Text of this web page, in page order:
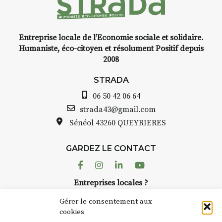
Gérer le consentement aux
cookies
installation temporaire vous
livre une raison de plus d’aller
faire un tour dans la cité
médiévale du Brivadois cet été.
INTERVIEW
STRADA Bernard Turle, vous
Auzon…
Bernard TURLE Le Fumoir n’est
pas une galerie permanente.
Chaque année, le 1er dimanche
d’août, l’association
Entreprise locale de l’Economie sociale et solidaire.
Humaniste, éco-citoyen et résolument Positif depuis
2008
STRADA
06 50 42 06 64
strada43@gmail.com
Sénéol 43260 QUEYRIERES
GARDEZ LE CONTACT
FacebookInstagram
LinkedinYoutube
Entreprises locales ?